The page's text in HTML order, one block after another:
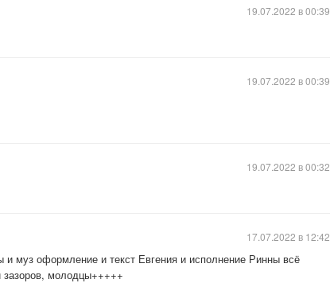
19.07.2022 в 00:39
19.07.2022 в 00:39
19.07.2022 в 00:32
муз оформление и текст Евгения и исполнение Ринны всё
молодцы+++++
17.07.2022 в 12:42